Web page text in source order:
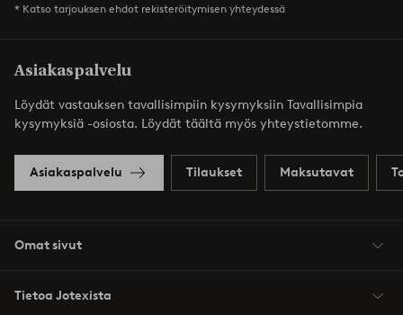
* Katso tarjouksen ehdot rekisteröitymisen yhteydessä
Asiakaspalvelu
Löydät vastauksen tavallisimpiin kysymyksiin Tavallisimpia
kysymyksiä -osiosta. Löydät täältä myös yhteystietomme.
Asiakaspalvelu Tilaukset Maksutavat
Omat sivut
Tietoa Jotexista